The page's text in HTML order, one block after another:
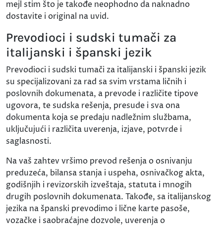
mejl stim što je takođe neophodno da naknadno
dostavite i original na uvid.
Prevodioci i sudski tumači za
italijanski i španski jezik
Prevodioci i sudski tumači za italijanski i španski jezik
su specijalizovani za rad sa svim vrstama ličnih i
poslovnih dokumenata, a prevode i različite tipove
ugovora, te sudska rešenja, presude i sva ona
dokumenta koja se predaju nadležnim službama,
uključujući i različita uverenja, izjave, potvrde i
saglasnosti.
Na vaš zahtev vršimo prevod rešenja o osnivanju
preduzeća, bilansa stanja i uspeha, osnivačkog akta,
godišnjih i revizorskih izveštaja, statuta i mnogih
drugih poslovnih dokumenata. Takođe, sa italijanskog
jezika na španski prevodimo i lične karte pasoše,
vozačke i saobraćajne dozvole, uverenja o